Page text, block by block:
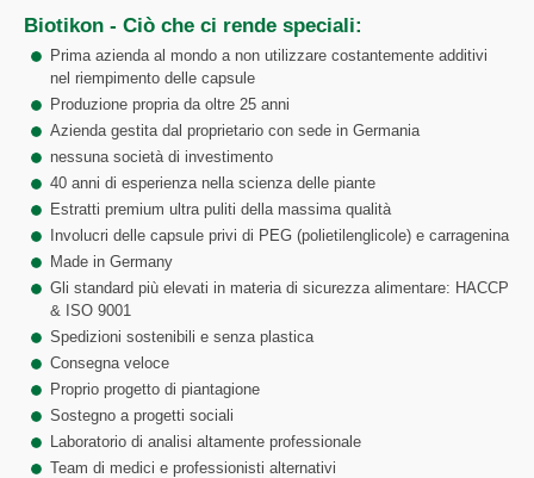
Biotikon - Ciò che ci rende speciali:
Prima azienda al mondo a non utilizzare costantemente additivi
nel riempimento delle capsule
Produzione propria da oltre 25 anni
Azienda gestita dal proprietario con sede in Germania
nessuna società di investimento
40 anni di esperienza nella scienza delle piante
Estratti premium ultra puliti della massima qualità
Involucri delle capsule privi di PEG (polietilenglicole) e carragenina
Made in Germany
Gli standard più elevati in materia di sicurezza alimentare: HACCP
& ISO 9001
Spedizioni sostenibili e senza plastica
Consegna veloce
Proprio progetto di piantagione
Sostegno a progetti sociali
Laboratorio di analisi altamente professionale
Team di medici e professionisti alternativi